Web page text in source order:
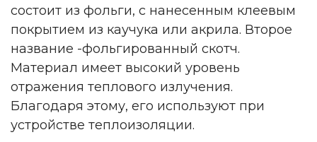
состоит из фольги, с нанесенным клеевым
покрытием из каучука или акрила. Второе
название -фольгированный скотч.
Материал имеет высокий уровень
отражения теплового излучения.
Благодаря этому, его используют при
устройстве теплоизоляции.